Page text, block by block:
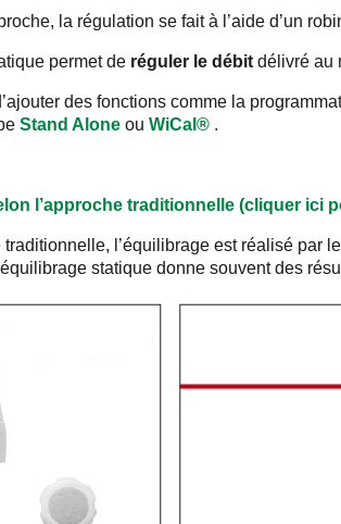
la régulation se fait à l’aide d’un
permet de réguler le débit délivré au
des fonctions comme la
Stand Alone ou WiCal® .
l’approche traditionnelle (cliquer ici
traditionnelle, l’équilibrage est réalisé par
statique donne souvent des